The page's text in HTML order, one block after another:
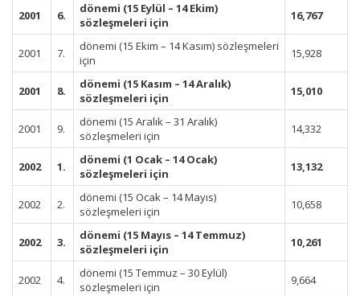
2001 6.
dönemi (15 Eylül – 14 Ekim)
sözleşmeleri için
16,767
2001 7.
dönemi (15 Ekim – 14 Kasım) sözleşmeleri
için
15,928
2001 8.
dönemi (15 Kasım – 14 Aralık)
sözleşmeleri için
15,010
2001 9.
dönemi (15 Aralık – 31 Aralık)
sözleşmeleri için
14,332
2002 1.
dönemi (1 Ocak – 14 Ocak)
sözleşmeleri için
13,132
2002 2.
dönemi (15 Ocak – 14 Mayıs)
sözleşmeleri için
10,658
2002 3.
dönemi (15 Mayıs – 14 Temmuz)
sözleşmeleri için
10,261
2002 4.
dönemi (15 Temmuz – 30 Eylül)
sözleşmeleri için
9,664